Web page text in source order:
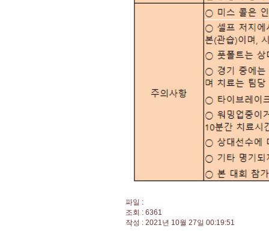
파일 :
조회 : 6361
작성 : 2021년 10월 27일 00:19:51